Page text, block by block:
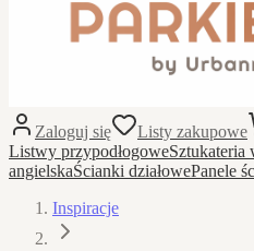
Zaloguj się Listy zakupowe
Listwy przypodłogoweSztukateria
angielskaŚcianki działowePanele
Inspiracje